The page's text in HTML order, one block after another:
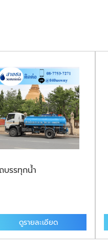
บรรทุกน้ำ
ดูรายละเอียด